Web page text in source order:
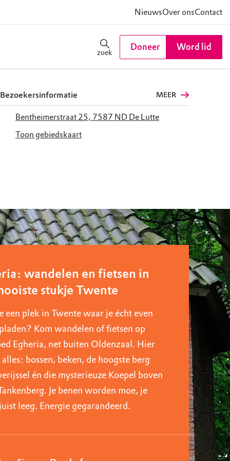
NieuwsOver onsContact
zoek
Doneer Word lid
Bezoekersinformatie MEER
Bentheimerstraat 25, 7587 ND De Lutte
Toon gebiedskaart
wandelen en fietsen in
stukje Twente
een plek in Twente waar je écht even
Kom wandelen of fietsen op
Egheria, net buiten Oldenzaal. Hier
bossen, beken, de hoogste berg
én die mysterieuze Koepel boven
Je benen worden moe, je
leeg. Energie gegarandeerd.